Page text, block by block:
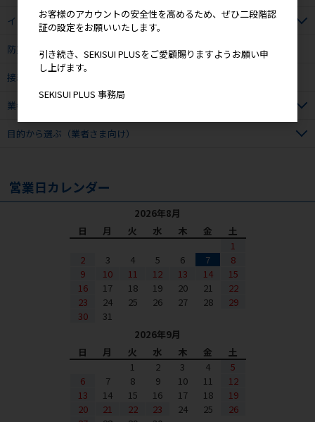
インテリア・生活雑貨
防災用品
接着・補修材
業者さま向け商材
目的から選ぶ（業者さま向け）
営業日カレンダー
2026年8月
日
月 火 水 木 金
土
1
2
3 4 5 6 7
8
9
10 11 12 13 14
15
16
17 18 19 20 21
22
23
24 25 26 27 28
29
30
31
2026年9月
日
月 火 水 木 金
土
1
2 3 4
5
6
7 8 9 10 11
12
13
14 15 16 17 18
19
20
21 22 23 24 25
26
お客様のアカウントの安全性を高めるため、ぜひ二段階認
証の設定をお願いいたします。
引き続き、SEKISUI PLUSをご愛顧賜りますようお願い申
し上げます。
SEKISUI PLUS 事務局